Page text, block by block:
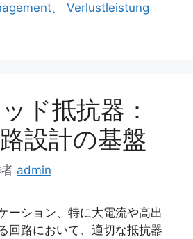
、 Verlustleistung
ド抵抗器：
設計の基盤
admin
ーション、特に大電流や高出
回路において、適切な抵抗器